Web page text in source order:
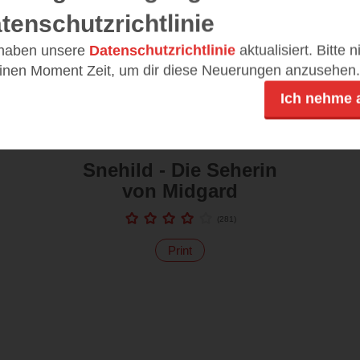
Snehild - Die Seherin
von Midgard
(281 )
Print
unsere Datenschutzrichtlinie aktualisiert. Bitte
Moment Zeit, um dir diese Neuerungen anzusehen.
Ich nehme